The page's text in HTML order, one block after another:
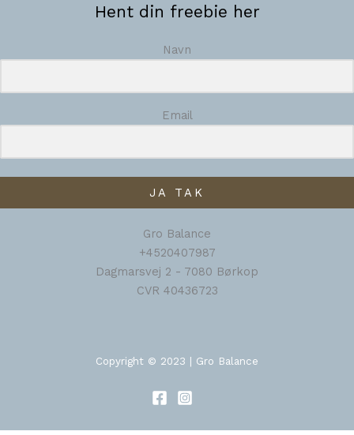
Hent din freebie her
Navn
Email
JA TAK
Gro Balance
+4520407987
Dagmarsvej 2 - 7080 Børkop
CVR 40436723
Copyright © 2023 | Gro Balance